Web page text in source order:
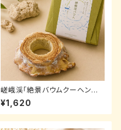
嵯峨渓「絶景バウムクーヘン其
の２」全粒粉ハード 人気No.1
¥1,620